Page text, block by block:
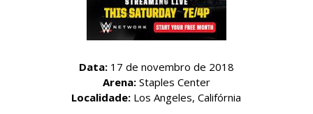
Aug 07 2026
por várias semanas
Aug 06 2026
Data:17 de novembro de 2018
Arena:Staples Center
Localidade: Los Angeles, Califórnia